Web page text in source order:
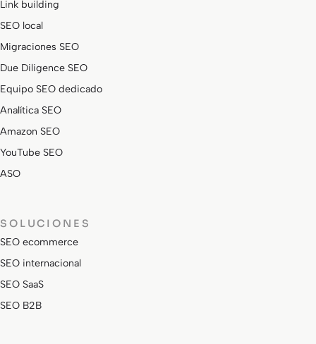
Link building
SEO local
Migraciones SEO
Due Diligence SEO
Equipo SEO dedicado
Analítica SEO
Amazon SEO
YouTube SEO
ASO
SOLUCIONES
SEO ecommerce
SEO internacional
SEO SaaS
SEO B2B